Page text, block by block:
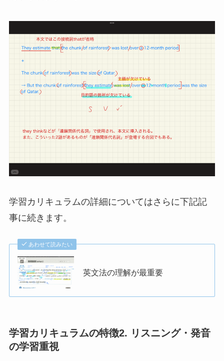
学習カリキュラムの詳細についてはさらに下記記
事に続きます。
あわせて読みたい
英文法の理解が最重要
学習カリキュラムの特徴2. リスニング・発音
の学習重視